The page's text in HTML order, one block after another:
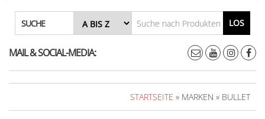
SUCHE LOS
MAIL & SOCIAL-MEDIA:
STARTSEITE » MARKEN » BULLET